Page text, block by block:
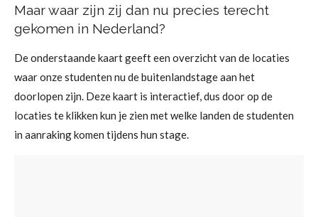
Maar waar zijn zij dan nu precies terecht
gekomen in Nederland?
De onderstaande kaart geeft een overzicht van de locaties
waar onze studenten nu de buitenlandstage aan het
doorlopen zijn. Deze kaart is interactief, dus door op de
locaties te klikken kun je zien met welke landen de studenten
in aanraking komen tijdens hun stage.